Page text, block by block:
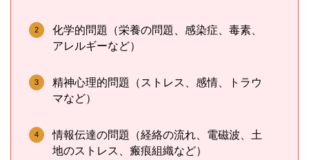
化学的問題（栄養の問題、感染症、毒素、
アレルギーなど）
精神心理的問題（ストレス、感情、トラウ
マなど）
情報伝達の問題（経絡の流れ、電磁波、土
地のストレス、瘢痕組織など）